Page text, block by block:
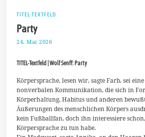
TITEL-TEXTFELD
Party
24. Mai 2026
u
i
2
0
2
6
TITEL-Textfeld | Wolf Senff: Party
Körpersprache, lesen wir, sagte Farb, sei
nonverbalen Kommunikation, die sich in
Körperhaltung, Habitus und anderen
Äußerungen des menschlichen Körpers
kein Fußballfan, doch ihn interessiere
Körpersprache zu tun habe.